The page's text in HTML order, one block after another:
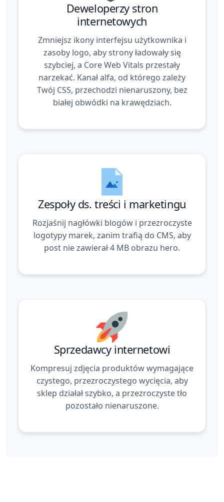
Deweloperzy stron
internetowych
Zmniejsz ikony interfejsu użytkownika i
zasoby logo, aby strony ładowały się
szybciej, a Core Web Vitals przestały
narzekać. Kanał alfa, od którego zależy
Twój CSS, przechodzi nienaruszony, bez
białej obwódki na krawędziach.
Zespoły ds. treści i marketingu
Rozjaśnij nagłówki blogów i przezroczyste
logotypy marek, zanim trafią do CMS, aby
post nie zawierał 4 MB obrazu hero.
Sprzedawcy internetowi
Kompresuj zdjęcia produktów wymagające
czystego, przezroczystego wycięcia, aby
sklep działał szybko, a przezroczyste tło
pozostało nienaruszone.